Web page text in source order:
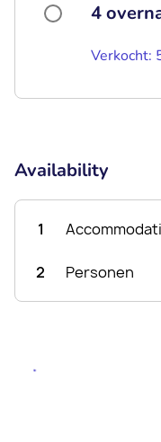
4
Verkocht:
Availability
1
2 Personen